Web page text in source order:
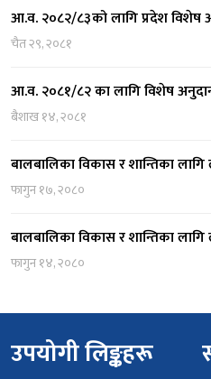
आ.व. २०८२/८३को लागि प्रदेश विशेष
चैत २९, २०८१
आ.व. २०८१/८२ का लागि विशेष
बैशाख १४, २०८१
बालबालिका विकास र शान्तिका
फागुन १७, २०८०
बालबालिका विकास र शान्तिका
फागुन १४, २०८०
उपयोगी लिङ्कहरू